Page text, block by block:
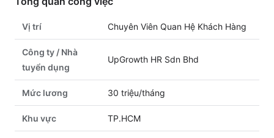
Vị trí Chuyên Viên Quan Hệ Khách Hàng
Công ty / Nhà
tuyển dụng
UpGrowth HR Sdn Bhd
Mức lương 30 triệu/tháng
Khu vực TP.HCM